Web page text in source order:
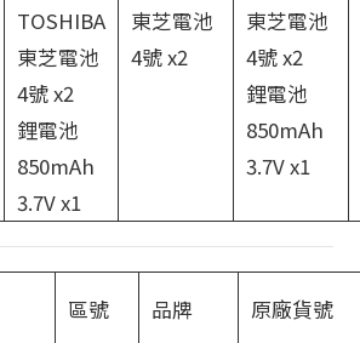
TOSHIBA
東芝電池
4號 x2
鋰電池
850mAh
3.7V x1
東芝電池
4號 x2
東芝電池
4號 x2
鋰電池
850mAh
3.7V x1
區號 品牌
原廠貨號